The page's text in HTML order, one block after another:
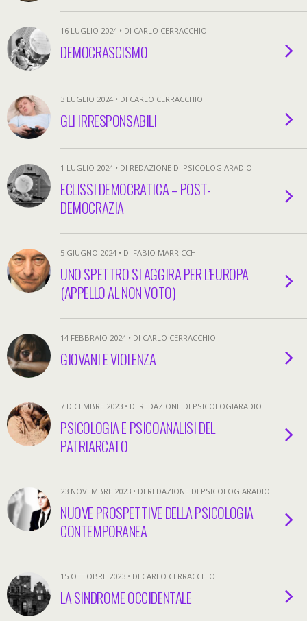
16 LUGLIO 2024 • DI CARLO CERRACCHIO
DEMOCRASCISMO
3 LUGLIO 2024 • DI CARLO CERRACCHIO
GLI IRRESPONSABILI
1 LUGLIO 2024 • DI REDAZIONE DI PSICOLOGIARADIO
ECLISSI DEMOCRATICA – POST-
DEMOCRAZIA
5 GIUGNO 2024 • DI FABIO MARRICCHI
UNO SPETTRO SI AGGIRA PER L’EUROPA
(APPELLO AL NON VOTO)
14 FEBBRAIO 2024 • DI CARLO CERRACCHIO
GIOVANI E VIOLENZA
7 DICEMBRE 2023 • DI REDAZIONE DI PSICOLOGIARADIO
PSICOLOGIA E PSICOANALISI DEL
PATRIARCATO
23 NOVEMBRE 2023 • DI REDAZIONE DI PSICOLOGIARADIO
NUOVE PROSPETTIVE DELLA PSICOLOGIA
CONTEMPORANEA
15 OTTOBRE 2023 • DI CARLO CERRACCHIO
LA SINDROME OCCIDENTALE